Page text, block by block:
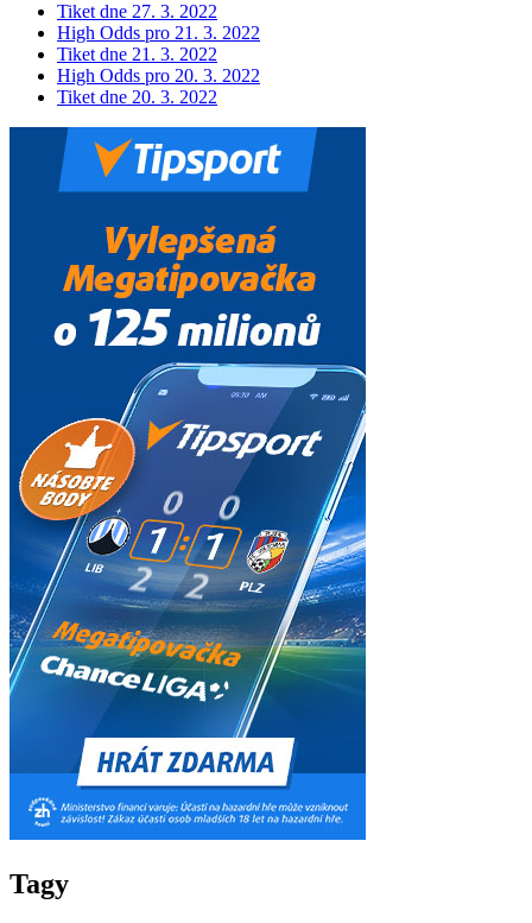
Tiket dne 27. 3. 2022
High Odds pro 21. 3. 2022
Tiket dne 21. 3. 2022
High Odds pro 20. 3. 2022
Tiket dne 20. 3. 2022
Tagy